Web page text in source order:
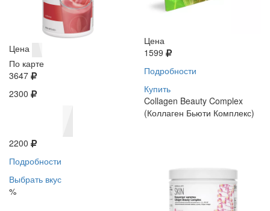
Цена
По карте
3647
2300
2200
Подробности
Выбрать вкус
%
Цена
1599
Подробности
Купить
Collagen Beauty Complex
(Коллаген Бьюти Комплекс)